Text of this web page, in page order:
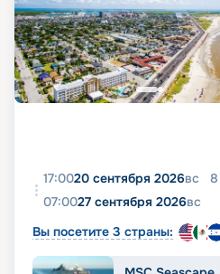
17:0020 сентября 2026вс 8
07:0027 сентября 2026вс
Вы посетите 3 страны: